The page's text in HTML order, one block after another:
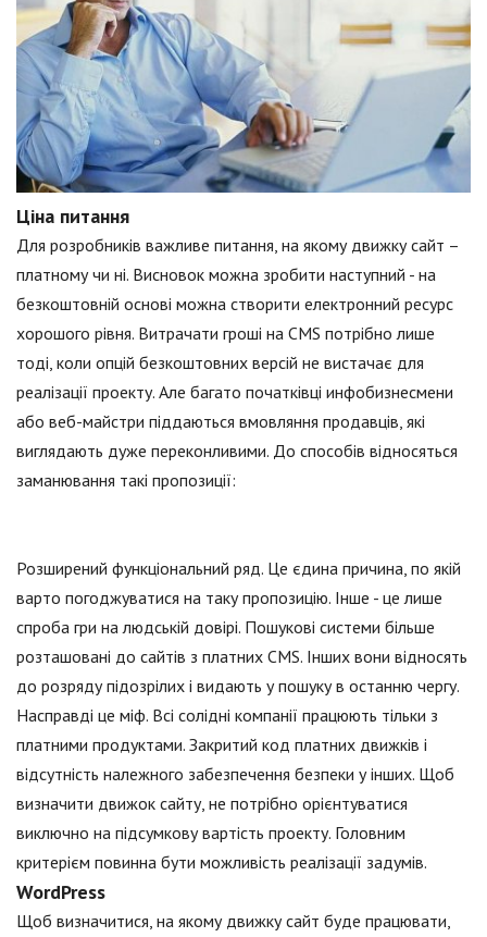
Ціна питання
Для розробників важливе питання, на якому движку сайт –
платному чи ні. Висновок можна зробити наступний - на
безкоштовній основі можна створити електронний ресурс
хорошого рівня. Витрачати гроші на CMS потрібно лише
тоді, коли опцій безкоштовних версій не вистачає для
реалізації проекту. Але багато початківці инфобизнесмени
або веб-майстри піддаються вмовляння продавців, які
виглядають дуже переконливими. До способів відносяться
заманювання такі пропозиції:
Розширений функціональний ряд. Це єдина причина, по якій
варто погоджуватися на таку пропозицію. Інше - це лише
спроба гри на людській довірі. Пошукові системи більше
розташовані до сайтів з платних CMS. Інших вони відносять
до розряду підозрілих і видають у пошуку в останню чергу.
Насправді це міф. Всі солідні компанії працюють тільки з
платними продуктами. Закритий код платних движків і
відсутність належного забезпечення безпеки у інших. Щоб
визначити движок сайту, не потрібно орієнтуватися
виключно на підсумкову вартість проекту. Головним
критерієм повинна бути можливість реалізації задумів.
WordPress
Щоб визначитися, на якому движку сайт буде працювати,